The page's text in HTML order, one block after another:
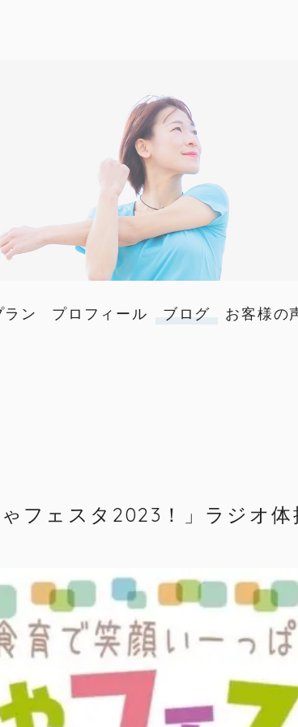
ラン プロフィール ブログ お客様の
フェスタ2023！」ラジオ体